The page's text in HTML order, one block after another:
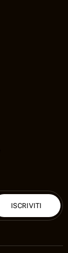
ISCRIVITI